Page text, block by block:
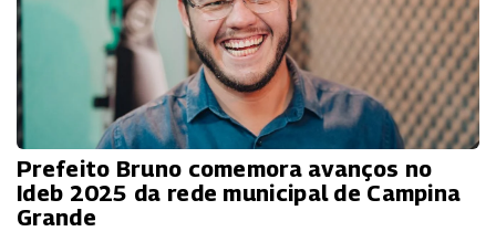
Prefeito Bruno comemora avanços no
Ideb 2025 da rede municipal de Campina
Grande